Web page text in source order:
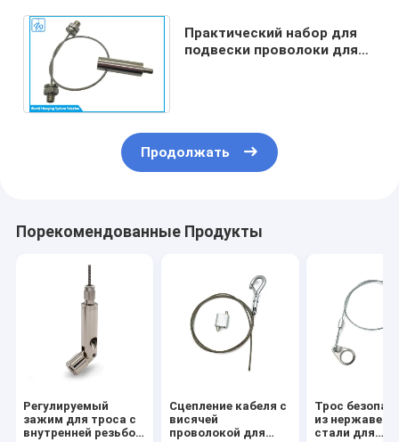
Практический набор для
подвески проволоки для
Продолжать
Порекомендованные Продукты
Регулируемый
зажим для троса с
внутренней резьбой
Сцепление кабеля с
висячей
проволокой для
Трос
из
стали для